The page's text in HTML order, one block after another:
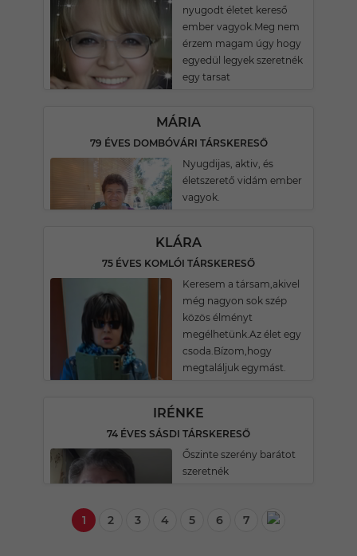
nyugodt életet kereső
ember vagyok.Meg nem
érzem magam úgy hogy
egyedül legyek szeretnék
egy tarsat
MÁRIA
79 ÉVES DOMBÓVÁRI TÁRSKERESŐ
Nyugdijas, aktiv, és
életszerető vidám ember
vagyok.
KLÁRA
75 ÉVES KOMLÓI TÁRSKERESŐ
Keresem a társam,akivel
még nagyon sok szép
közös élményt
megélhetünk.Az élet egy
csoda.Bízom,hogy
megtaláljuk egymást.
IRÉNKE
74 ÉVES SÁSDI TÁRSKERESŐ
Őszinte szerény barátot
szeretnék
1 2 3 4 5 6 7